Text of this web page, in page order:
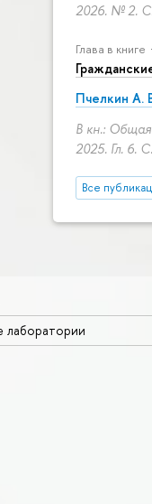
2026. № 2.
Глава в книге
Пчелкин А.
В кн.:
2025. Гл. 6.
Все
лаборатории